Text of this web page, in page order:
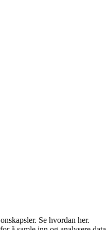
Se hvordan her.